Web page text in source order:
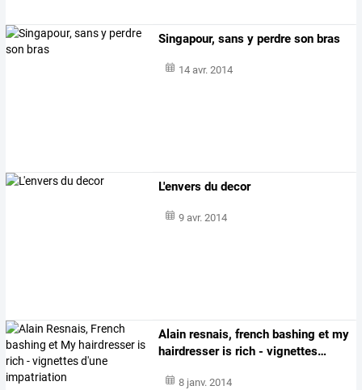
Singapour, sans y perdre son bras
14 avr. 2014
L'envers du decor
9 avr. 2014
Alain resnais, french bashing et my
hairdresseris rich - vignettes…
8 janv. 2014